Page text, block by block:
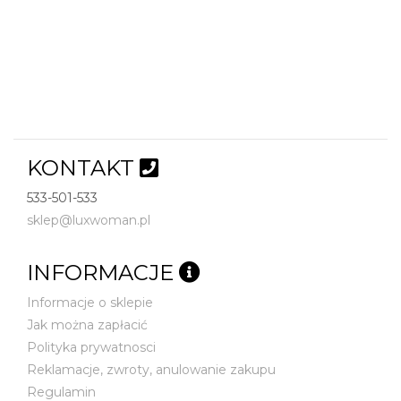
KONTAKT
533-501-533
sklep@luxwoman.pl
INFORMACJE
Informacje o sklepie
Jak można zapłacić
Polityka prywatnosci
Reklamacje, zwroty, anulowanie zakupu
Regulamin